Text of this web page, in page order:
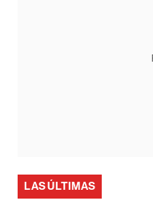
LAS ÚLTIMAS